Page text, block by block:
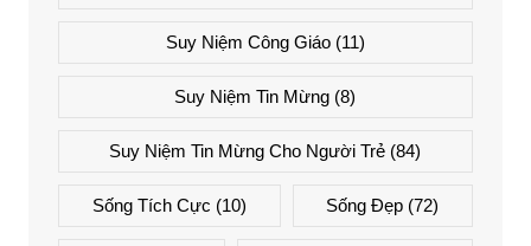
Suy Niệm Công Giáo(11)
Suy Niệm Tin Mừng (8)
Suy Niệm Tin Mừng Cho Người Trẻ (84)
Sống Tích Cực (10) Sống Đẹp (72)